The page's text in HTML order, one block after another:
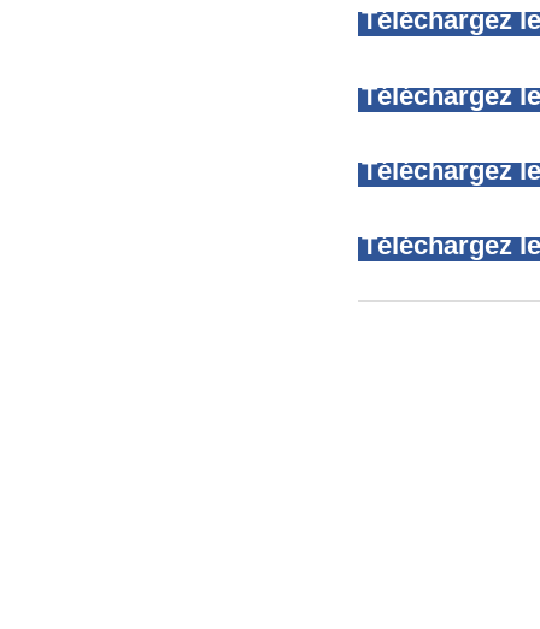
Téléchargez
Téléchargez
Téléchargez
Téléchargez